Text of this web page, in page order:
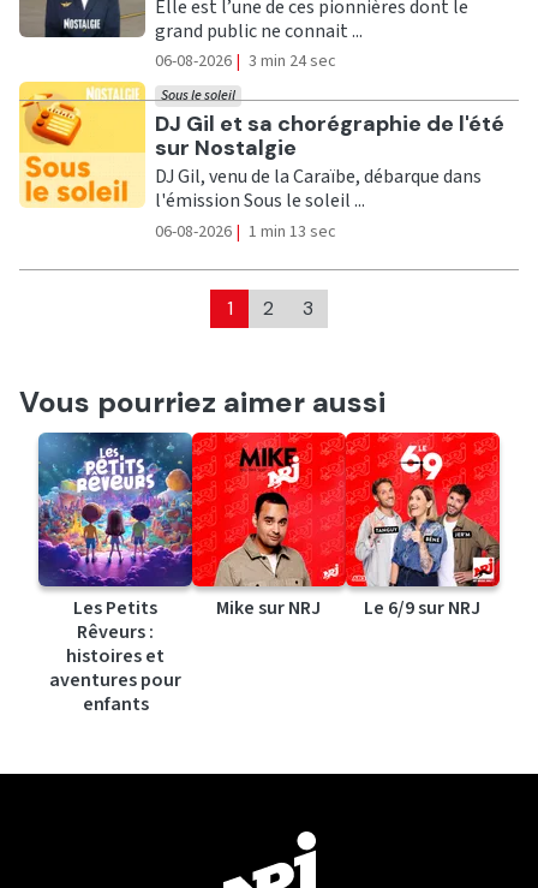
Elle est l’une de ces pionnières dont le
grand public ne connait ...
06-08-2026 | 3 min 24 sec
Ecouter
DJ Gil et sa chorégraphie de l'été
sur Nostalgie
Sous le soleil
DJ Gil, venu de la Caraïbe, débarque dans
l'émission Sous le soleil ...
06-08-2026 | 1 min 13 sec
1 2 3
Vous pourriez aimer aussi
Les Petits
Rêveurs :
histoires et
aventures pour
enfants
Mike sur NRJ Le 6/9 sur NRJ